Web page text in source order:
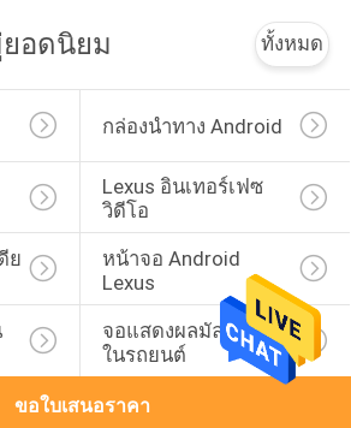
อดนิยม ทั้งหมด
กล่องนำทาง Android
Lexus อินเทอร์เฟซ
วิดีโอ
ย
หน้าจอ Android
Lexus
จอแสดงผลมัลติมีเดีย
ในรถยนต์
ขอใบเสนอราคา